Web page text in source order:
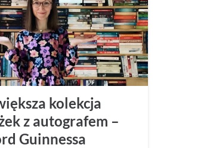
kolekcja
z autografem –
Guinnessa